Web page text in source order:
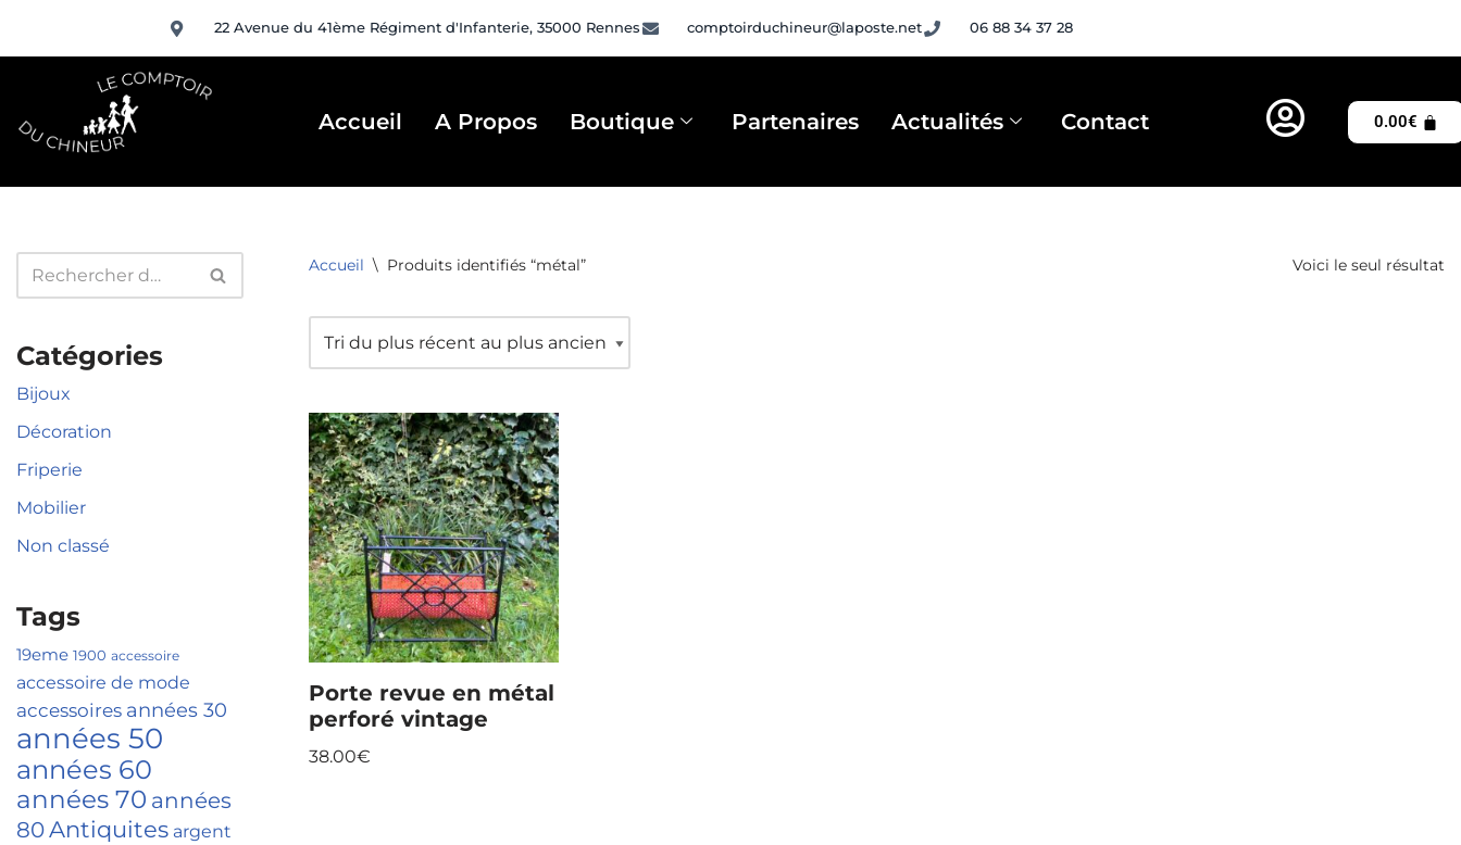
Aller
22 Avenue du 41ème Régiment d'Infanterie, 35000 Rennes comptoirduchineur@laposte.net 06 88 34 37 28
Accueil A Propos Boutique Partenaires Actualités Contact 0.00€
Catégories
Bijoux
Décoration
Friperie
Mobilier
Non classé
Tags
19eme 1900 accessoire
accessoire de mode
accessoires années 30
années 50
années 60
années 70 années
80Antiquites argent
Accueil \ Produits identifiés “métal” Voici le seul résultat
Porte revue en métal
perforé vintage
38.00€